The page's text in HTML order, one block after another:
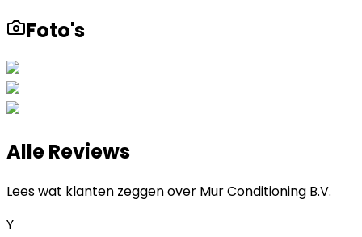
Foto's
Alle Reviews
Lees wat klanten zeggen over Mur Conditioning B.V.
Y